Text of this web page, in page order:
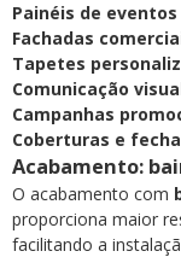
Painéis de eventos
Fachadas
Tapetes
Comunicação
Campanhas
Coberturas e
Acabamento:
O acabamento com
proporciona maior
facilitando a